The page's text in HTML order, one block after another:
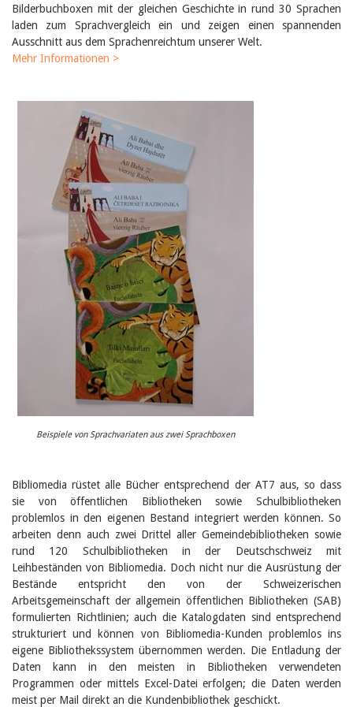
2018
2017
2016
2014
Bilderbuchboxen mit der gleichen Geschichte in rund 30 Sprachen
laden zum Sprachvergleich ein und zeigen einen spannenden
Ausschnitt aus dem Sprachenreichtum unserer Welt.
Mehr Informationen >
Beispiele von Sprachvariaten aus zwei Sprachboxen
Bibliomedia rüstet alle Bücher entsprechend der AT7 aus, so dass
sie von öffentlichen Bibliotheken sowie Schulbibliotheken
problemlos in den eigenen Bestand integriert werden können. So
arbeiten denn auch zwei Drittel aller Gemeindebibliotheken sowie
rund 120 Schulbibliotheken in der Deutschschweiz mit
Leihbeständen von Bibliomedia. Doch nicht nur die Ausrüstung der
Bestände entspricht den von der Schweizerischen
Arbeitsgemeinschaft der allgemein öffentlichen Bibliotheken (SAB)
formulierten Richtlinien; auch die Katalogdaten sind entsprechend
strukturiert und können von Bibliomedia-Kunden problemlos ins
eigene Bibliothekssystem übernommen werden. Die Entladung der
Daten kann in den meisten in Bibliotheken verwendeten
Programmen oder mittels Excel-Datei erfolgen; die Daten werden
meist per Mail direkt an die Kundenbibliothek geschickt.